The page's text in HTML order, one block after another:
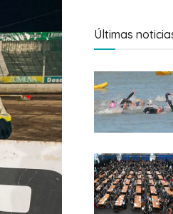
Últimas